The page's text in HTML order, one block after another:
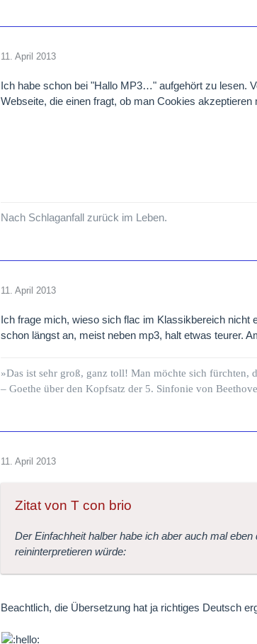
11. April 2013
Ich habe schon bei "Hallo MP3…" aufgehört zu lesen.
Webseite, die einen fragt, ob man Cookies
Nach Schlaganfall zurück im Leben.
11. April 2013
Ich frage mich, wieso sich flac im Klassikbereich nicht
schon längst an, meist neben mp3, halt etwas teurer.
»Das ist sehr groß, ganz toll! Man möchte sich fürchten,
– Goethe über den Kopfsatz der 5. Sinfonie von
11. April 2013
Zitat von T con brio
Der Einfachheit halber habe ich aber auch mal
reininterpretieren würde:
Beachtlich, die Übersetzung hat ja richtiges Deutsch